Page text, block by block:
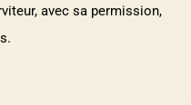
avec sa permission,